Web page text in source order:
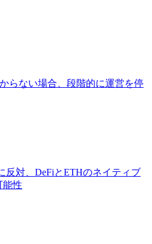
らない場合、段階的に運営を停
反対、DeFiとETHのネイティブ
能性